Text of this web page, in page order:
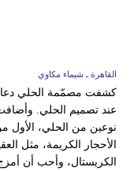
القاهرة ـ شيماء مكاوي
كشفت مصمّمة الحلي
عند تصميم الحلي.
نوعين من الحلي، الأول
الأحجار الكريمة، مثل
الكريستال، وأحب أن أمزج